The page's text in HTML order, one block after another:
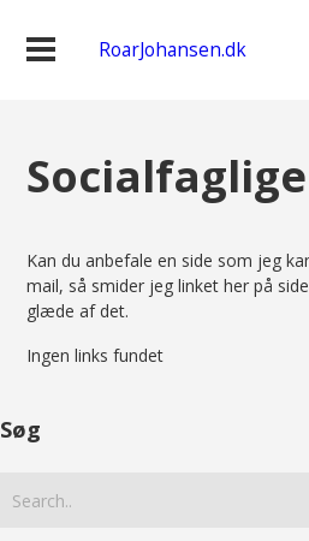
RoarJohansen.dk
Kan du anbefale en side som jeg
mail, så smider jeg linket her på
glæde af det.
Ingen links fundet
Søg